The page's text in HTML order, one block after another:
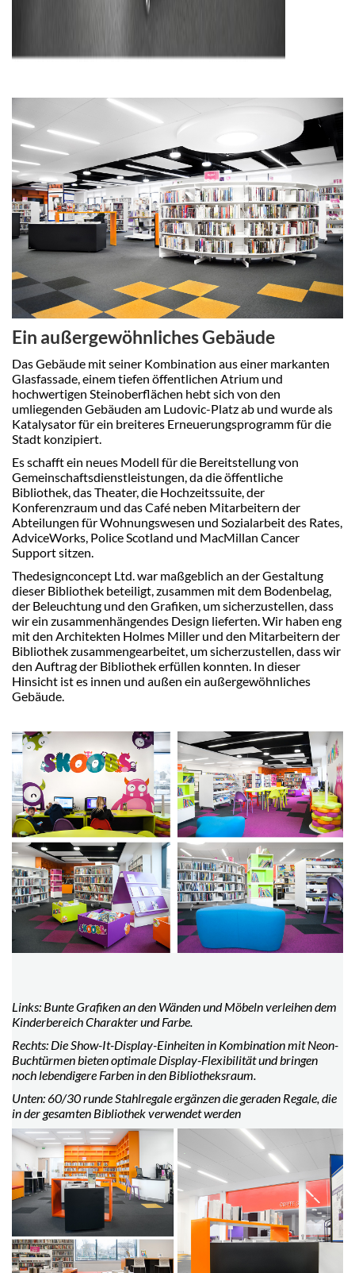
Ein außergewöhnliches Gebäude
Das Gebäude mit seiner Kombination aus einer markanten
Glasfassade, einem tiefen öffentlichen Atrium und
hochwertigen Steinoberflächen hebt sich von den
umliegenden Gebäuden am Ludovic-Platz ab und wurde als
Katalysator für ein breiteres Erneuerungsprogramm für die
Stadt konzipiert.
Es schafft ein neues Modell für die Bereitstellung von
Gemeinschaftsdienstleistungen, da die öffentliche
Bibliothek, das Theater, die Hochzeitssuite, der
Konferenzraum und das Café neben Mitarbeitern der
Abteilungen für Wohnungswesen und Sozialarbeit des Rates,
AdviceWorks, Police Scotland und MacMillan Cancer
Support sitzen.
Thedesignconcept Ltd. war maßgeblich an der Gestaltung
dieser Bibliothek beteiligt, zusammen mit dem Bodenbelag,
der Beleuchtung und den Grafiken, um sicherzustellen, dass
wir ein zusammenhängendes Design lieferten. Wir haben eng
mit den Architekten Holmes Miller und den Mitarbeitern der
Bibliothek zusammengearbeitet, um sicherzustellen, dass wir
den Auftrag der Bibliothek erfüllen konnten. In dieser
Hinsicht ist es innen und außen ein außergewöhnliches
Gebäude.
Links: Bunte Grafiken an den Wänden und Möbeln verleihen dem
Kinderbereich Charakter und Farbe.
Rechts: Die Show-It-Display-Einheiten in Kombination mit Neon-
Buchtürmen bieten optimale Display-Flexibilität und bringen
noch lebendigere Farben in den Bibliotheksraum.
Unten: 60/30 runde Stahlregale ergänzen die geraden Regale, die
in der gesamten Bibliothek verwendet werden